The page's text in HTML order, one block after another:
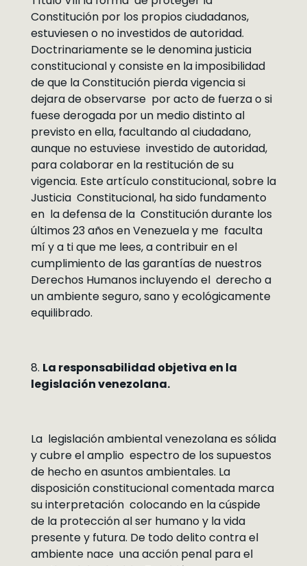
Constitución por los propios ciudadanos,
estuviesen o no investidos de autoridad.
Doctrinariamente se le denomina justicia
constitucional y consiste en la imposibilidad
de que la Constitución pierda vigencia si
dejara de observarse por acto de fuerza o si
fuese derogada por un medio distinto al
previsto en ella, facultando al ciudadano,
aunque no estuviese investido de autoridad,
para colaborar en la restitución de su
vigencia. Este artículo constitucional, sobre la
Justicia Constitucional, ha sido fundamento
en la defensa de la Constitución durante los
últimos 23 años en Venezuela y me faculta
mí y a ti que me lees, a contribuir en el
cumplimiento de las garantías de nuestros
Derechos Humanos incluyendo el derecho a
un ambiente seguro, sano y ecológicamente
equilibrado.
8. La responsabilidad objetiva en la
legislación venezolana.
La legislación ambiental venezolana es sólida
y cubre el amplio espectro de los supuestos
de hecho en asuntos ambientales. La
disposición constitucional comentada marca
su interpretación colocando en la cúspide
de la protección al ser humano y la vida
presente y futura. De todo delito contra el
ambiente nace una acción penal para el